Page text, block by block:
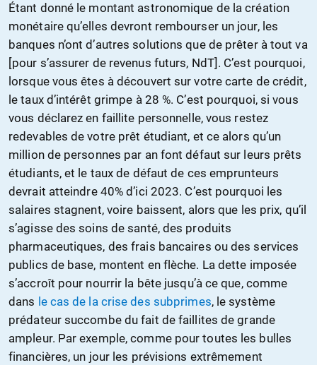
Étant donné le montant astronomique de la création
monétaire qu’elles devront rembourser un jour, les
banques n’ont d’autres solutions que de prêter à tout va
[pour s’assurer de revenus futurs, NdT]. C’est pourquoi,
lorsque vous êtes à découvert sur votre carte de crédit,
le taux d’intérêt grimpe à 28 %. C’est pourquoi, si vous
vous déclarez en faillite personnelle, vous restez
redevables de votre prêt étudiant, et ce alors qu’un
million de personnes par an font défaut sur leurs prêts
étudiants, et le taux de défaut de ces emprunteurs
devrait atteindre 40% d’ici 2023. C’est pourquoi les
salaires stagnent, voire baissent, alors que les prix, qu’il
s’agisse des soins de santé, des produits
pharmaceutiques, des frais bancaires ou des services
publics de base, montent en flèche. La dette imposée
s’accroît pour nourrir la bête jusqu’à ce que, comme
dans le cas de la crise des subprimes, le système
prédateur succombe du fait de faillites de grande
ampleur. Par exemple, comme pour toutes les bulles
financières, un jour les prévisions extrêmement